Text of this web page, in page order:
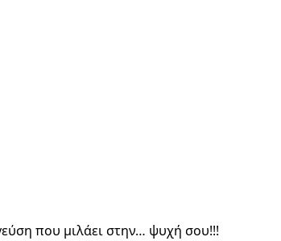
που μιλάει στην… ψυχή σου!!!